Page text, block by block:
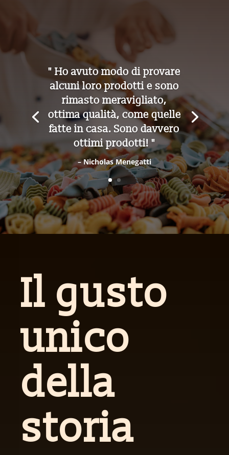
" Ho avuto modo di provare
alcuni loro prodotti e sono
rimasto meravigliato,
ottima qualità, come quelle
fatte in casa. Sono davvero
ottimi prodotti! "
– Nicholas Menegatti
Il gusto
unico
della
storia